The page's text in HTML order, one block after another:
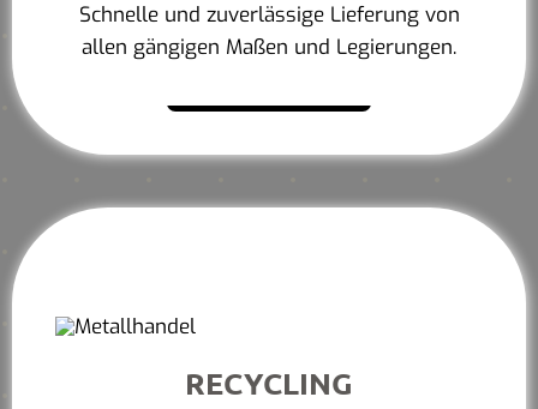
Schnelle und zuverlässige Lieferung von
allen gängigen Maßen und Legierungen.
RECYCLING